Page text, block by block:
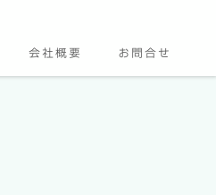
会社概要 お問合せ